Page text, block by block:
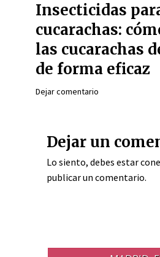
Insecticidas
cucarachas:
las cucarachas
de forma eficaz
Dejar comentario
Dejar un
Lo siento, debes estar
publicar un comentario.